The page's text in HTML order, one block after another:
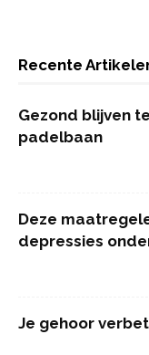
Recente
Gezond blijven
padelbaan
Deze
depressies
Je gehoor